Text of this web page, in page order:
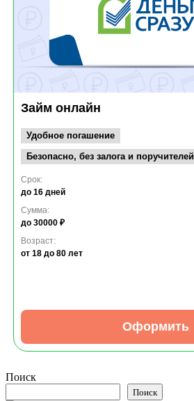
Займ онлайн
Удобное погашение
Безопасно, без залога и поручителей
Срок:
до 16 дней
Сумма:
до 30000 ₽
Возраст:
от 18 до 80 лет
Оформить
Поиск
Поиск